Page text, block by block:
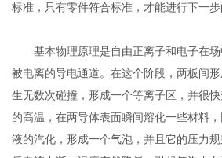
标准，只有零件符合标准，才能进行下一步
基本物理原理是自由正离子和电子在场
被电离的导电通道。在这个阶段，两板间
生无数次碰撞，形成一个等离子区，并很
的高温，在两导体表面瞬间熔化一些材料
液的汽化，形成一个气泡，并且它的压力